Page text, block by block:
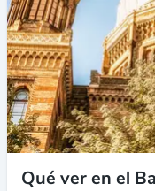
Qué ver en el